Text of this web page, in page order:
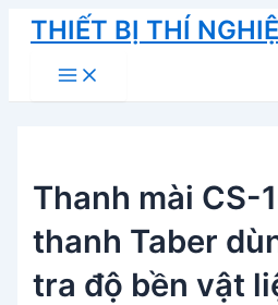
Skip
content
THIẾT BỊ THÍ
Main
Menu
Thanh mài CS-
thanh Taber
tra độ bền vật